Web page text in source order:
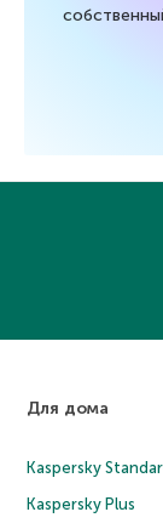
Для дома
Kaspersky
Kaspersky Plus